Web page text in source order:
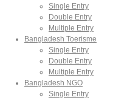
Single Entry
Double Entry
Multiple Entry
Bangladesh Toerisme
Single Entry
Double Entry
Multiple Entry
Bangladesh NGO
Single Entry